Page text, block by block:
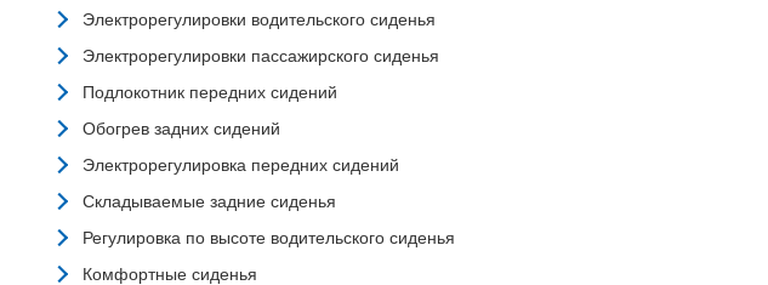
Электрорегулировки водительского сиденья
Электрорегулировки пассажирского сиденья
Подлокотник передних сидений
Обогрев задних сидений
Электрорегулировка передних сидений
Складываемые задние сиденья
Регулировка по высоте водительского сиденья
Комфортные сиденья